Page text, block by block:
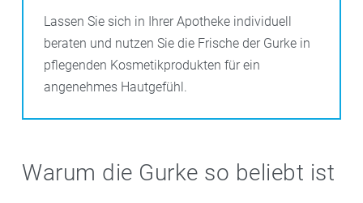
Lassen Sie sich in Ihrer Apotheke individuell
beraten und nutzen Sie die Frische der Gurke in
pflegenden Kosmetikprodukten für ein
angenehmes Hautgefühl.
Warum die Gurke so beliebt ist